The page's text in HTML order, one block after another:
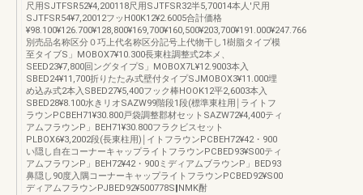
尺用SJTFSR52¥4,200118尺用SJTFSR32半5,70014本人'尺用
SJTFSR54¥7,20012フッH00K12¥2.6005合計価格
¥98.100¥126.700¥128,800¥169,700¥160,500¥203,700¥191.000¥247.766
別売品名称区分０巧上代名称区分記号上代物干し1樹脂タイプ模
至タイブS」MOBOX7¥10.300長東柱調整式2本メ、
SEED23¥7,800回ングタイプS」MOBOX7L¥12.9003本入
SBED24¥11,700折りたたみ式壁付タイプSJMOBOX3¥11.000埋
め込み式2本入SBED27¥5,400フック棒HOOK12平2,6003本入
SBED28¥8.100水きリオSAZW99階段1段(標準東柱用￨ライトフ
ラウンPCBEH71¥30.800戸袋調整郡材セットSAZW72¥4,400ティ
アムフラウンP」BEH71¥30.800フラクビスセット
PLBOX6¥3,2002段(長東柱用)￨イトフラウンPCBEH72¥42・900
い隠し自在コーナーキャップライトフラウンPCBED93¥S00ティ
アムフラワンP」BEH72¥42・900ミディアムブラウンP」BED93
鼻隠し90度入隅コーナーキャップライトフラウンPCBED92¥S00
ディアムフラウンPJBED92¥500778S‖NMK酎